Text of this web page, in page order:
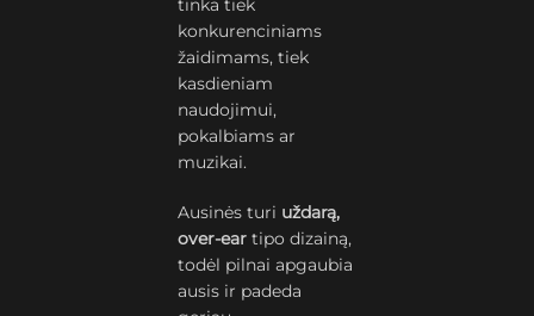
tinka tiek
konkurenciniams
žaidimams, tiek
kasdieniam
naudojimui,
pokalbiams ar
muzikai.
Ausinės turi uždarą,
over-ear tipo dizainą,
todėl pilnai apgaubia
ausis ir padeda